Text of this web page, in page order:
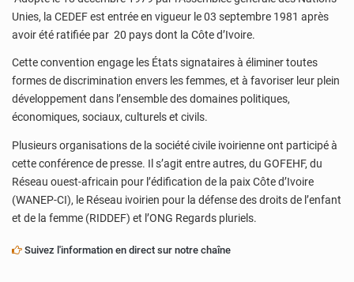
Unies, la CEDEF est entrée en vigueur le 03 septembre 1981 après
avoir été ratifiée par 20 pays dont la Côte d’Ivoire.
Cette convention engage les États signataires à éliminer toutes
formes de discrimination envers les femmes, et à favoriser leur plein
développement dans l’ensemble des domaines politiques,
économiques, sociaux, culturels et civils.
Plusieurs organisations de la société civile ivoirienne ont participé à
cette conférence de presse. Il s’agit entre autres, du GOFEHF, du
Réseau ouest-africain pour l’édification de la paix Côte d’Ivoire
(WANEP-CI), le Réseau ivoirien pour la défense des droits de l’enfant
et de la femme (RIDDEF) et l’ONG Regards pluriels.
Suivez l'information en direct sur notre chaîne